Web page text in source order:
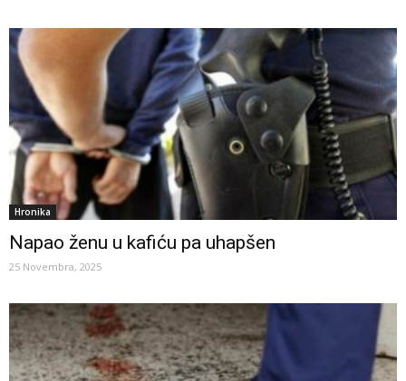
Hronika
Napao ženu u kafiću pa uhapšen
25 Novembra, 2025